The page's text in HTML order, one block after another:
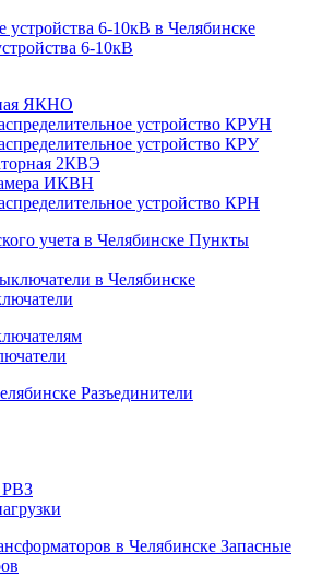
6-10кВ
ЯКНО
устройство КРУН
устройство КРУ
2КВЭ
ИКВН
устройство КРН
Пункты
Разъединители
РВЗ
Запасные